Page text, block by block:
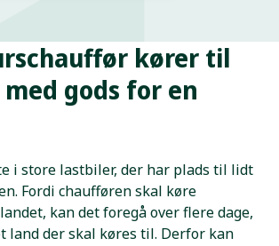
kører til
gods for en
i store lastbiler, der har plads til lidt
Fordi chaufføren skal køre
kan det foregå over flere dage,
land der skal køres til. Derfor kan